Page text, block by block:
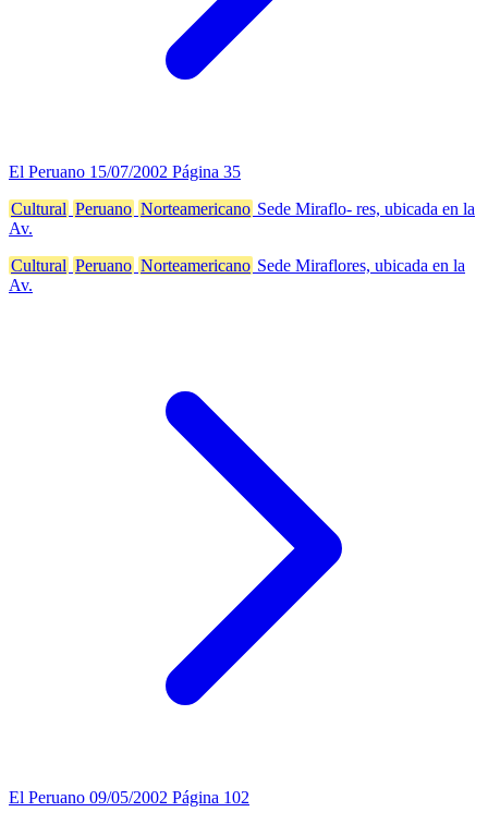
El Peruano 15/07/2002 Página 35
Cultural Peruano Norteamericano Sede Miraflo- res, ubicada en la
Av.
Cultural Peruano Norteamericano Sede Miraflores, ubicada en la
Av.
El Peruano 09/05/2002 Página 102